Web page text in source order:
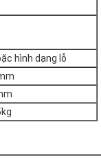
hình dạng lỗ